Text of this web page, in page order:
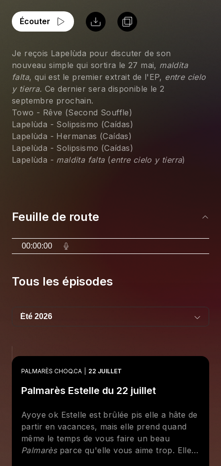
Écouter
Je reçois Lapelùda pour discuter de son
nouveau simple qui sortira le 27 mai, maldita
falta, qui est le premier extrait de l'EP, entre cielo
y tierra. Ce dernier sera disponible le 2
septembre prochain.
Towo - Rêve (Second Souffle)
Lapelùda - Solipsismo (Caídas)
Lapelùda - Hermanas (Caídas)
Lapelùda - Solipsismo (Caídas)
Lapelùda - maldita falta (entre cielo y tierra)
Feuille de route
00:00:00
Tous les épisodes
PALMARÈS CHOQ.CA 22 JUILLET
Palmarès Estelle du 22 juillet
Ayoye ok Estelle est brûlée pis elle a hâte de
partir en vacances, mais elle prend quand
même le temps de vous faire un beau
Palmarèsparce qu'elle vous aime trop. Elle